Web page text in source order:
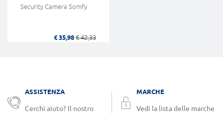
Security Camera Somfy
€ 35,98 € 42,33
ASSISTENZA
Cerchi aiuto? Il nostro
MARCHE
Vedi la lista delle marche